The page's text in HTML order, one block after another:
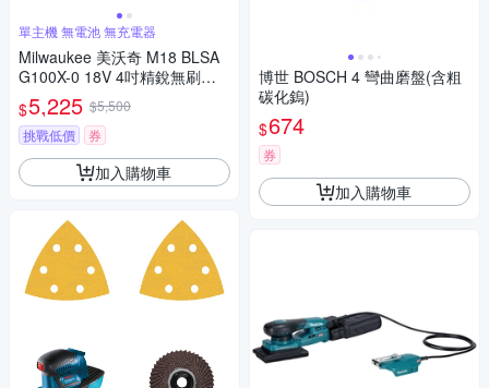
單主機 無電池 無充電器
Milwaukee 美沃奇 M18 BLSA
G100X-0 18V 4吋精銳無刷砂
輪機 單主機 無電池 無充電器
$5,225 $5,500
挑戰低價
券
加入購物車
博世 BOSCH 4 彎曲磨盤(含粗
碳化鎢)
$674
券
加入購物車